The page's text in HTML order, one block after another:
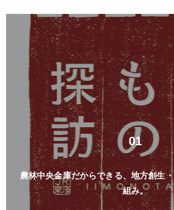
01
農林中央金庫だからできる、 地方創生
組み。